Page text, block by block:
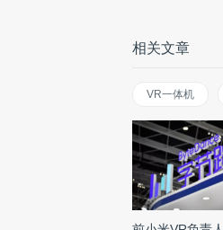
相关文章
VR一体机